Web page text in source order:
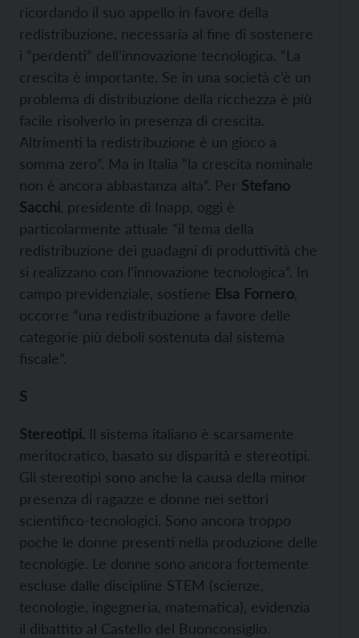
ricordando il suo appello in favore della
redistribuzione, necessaria al fine di sostenere
i “perdenti” dell’innovazione tecnologica. “La
crescita è importante. Se in una società c’è un
problema di distribuzione della ricchezza è più
facile risolverlo in presenza di crescita.
Altrimenti la redistribuzione è un gioco a
somma zero”. Ma in Italia “la crescita nominale
non è ancora abbastanza alta”. Per Stefano
Sacchi , presidente di Inapp, oggi è
particolarmente attuale “il tema della
redistribuzione dei guadagni di produttività che
si realizzano con l’innovazione tecnologica”. In
campo previdenziale, sostiene Elsa Fornero
occorre “una redistribuzione a favore delle
categorie più deboli sostenuta dal sistema
fiscale”.
S
Stereotipi. Il sistema italiano è scarsamente
meritocratico, basato su disparità e stereotipi.
Gli stereotipi sono anche la causa della minor
presenza di ragazze e donne nei settori
scientifico-tecnologici. Sono ancora troppo
poche le donne presenti nella produzione delle
tecnologie. Le donne sono ancora fortemente
escluse dalle discipline STEM (scienze,
tecnologie, ingegneria, matematica), evidenzia
il dibattito al Castello del Buonconsiglio.